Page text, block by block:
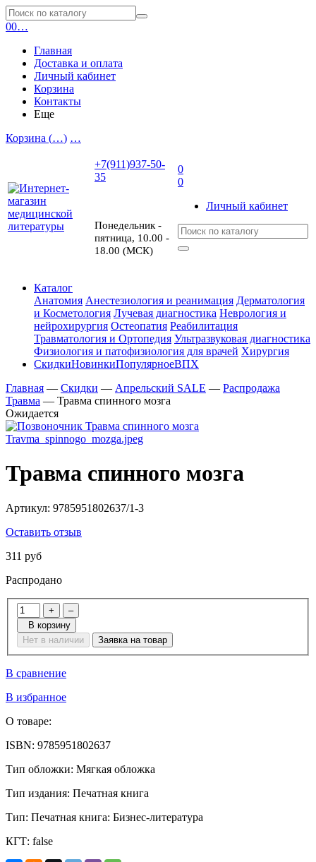
00…
Главная
Доставка и оплата
Личный кабинет
Корзина
Контакты
Еще
Корзина (…) …
+7(911)937-50-
35
Понедельник -
пятница, 10.00 -
18.00 (МСК)
0
0
Личный кабинет
Каталог
Анатомия Анестезиология и реанимация Дерматология
и Косметология Лучевая диагностика Неврология и
нейрохирургия Остеопатия Реабилитация
Травматология и Ортопедия Ультразвуковая диагностика
Физиология и патофизиология для врачей Хирургия
СкидкиНовинкиПопулярноеВПХ
Главная — Скидки — Апрельский SALE — Распродажа
Травма — Травма спинного мозга
Ожидается
Травма спинного мозга
Артикул: 9785951802637/1-3
Оставить отзыв
311 руб
Распродано
+
–
В корзину
Нет в наличии
Заявка на товар
В сравнение
В избранное
О товаре:
ISBN: 9785951802637
Тип обложки: Мягкая обложка
Тип издания: Печатная книга
Тип: Печатная книга: Бизнес-литература
КГТ: false